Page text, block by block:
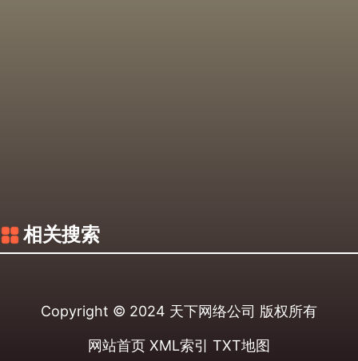
相关搜索
Copyright © 2024 天下网络公司 版权所有
网站首页 XML索引 TXT地图